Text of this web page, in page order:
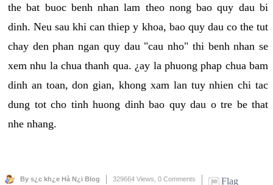
the bat buoc benh nhan lam theo nong bao quy dau bi
dinh. Neu sau khi can thiep y khoa, bao quy dau co the tut
chay den phan ngan quy dau "cau nho" thi benh nhan se
xem nhu la chua thanh qua. ¿ay la phuong phap chua bam
dinh an toan, don gian, khong xam lan tuy nhien chi tac
dung tot cho tinh huong dinh bao quy dau o tre be that
nhe nhang.
By s¿c kh¿e Hà N¿i Blog 329664 Views, 0 Comments Flag